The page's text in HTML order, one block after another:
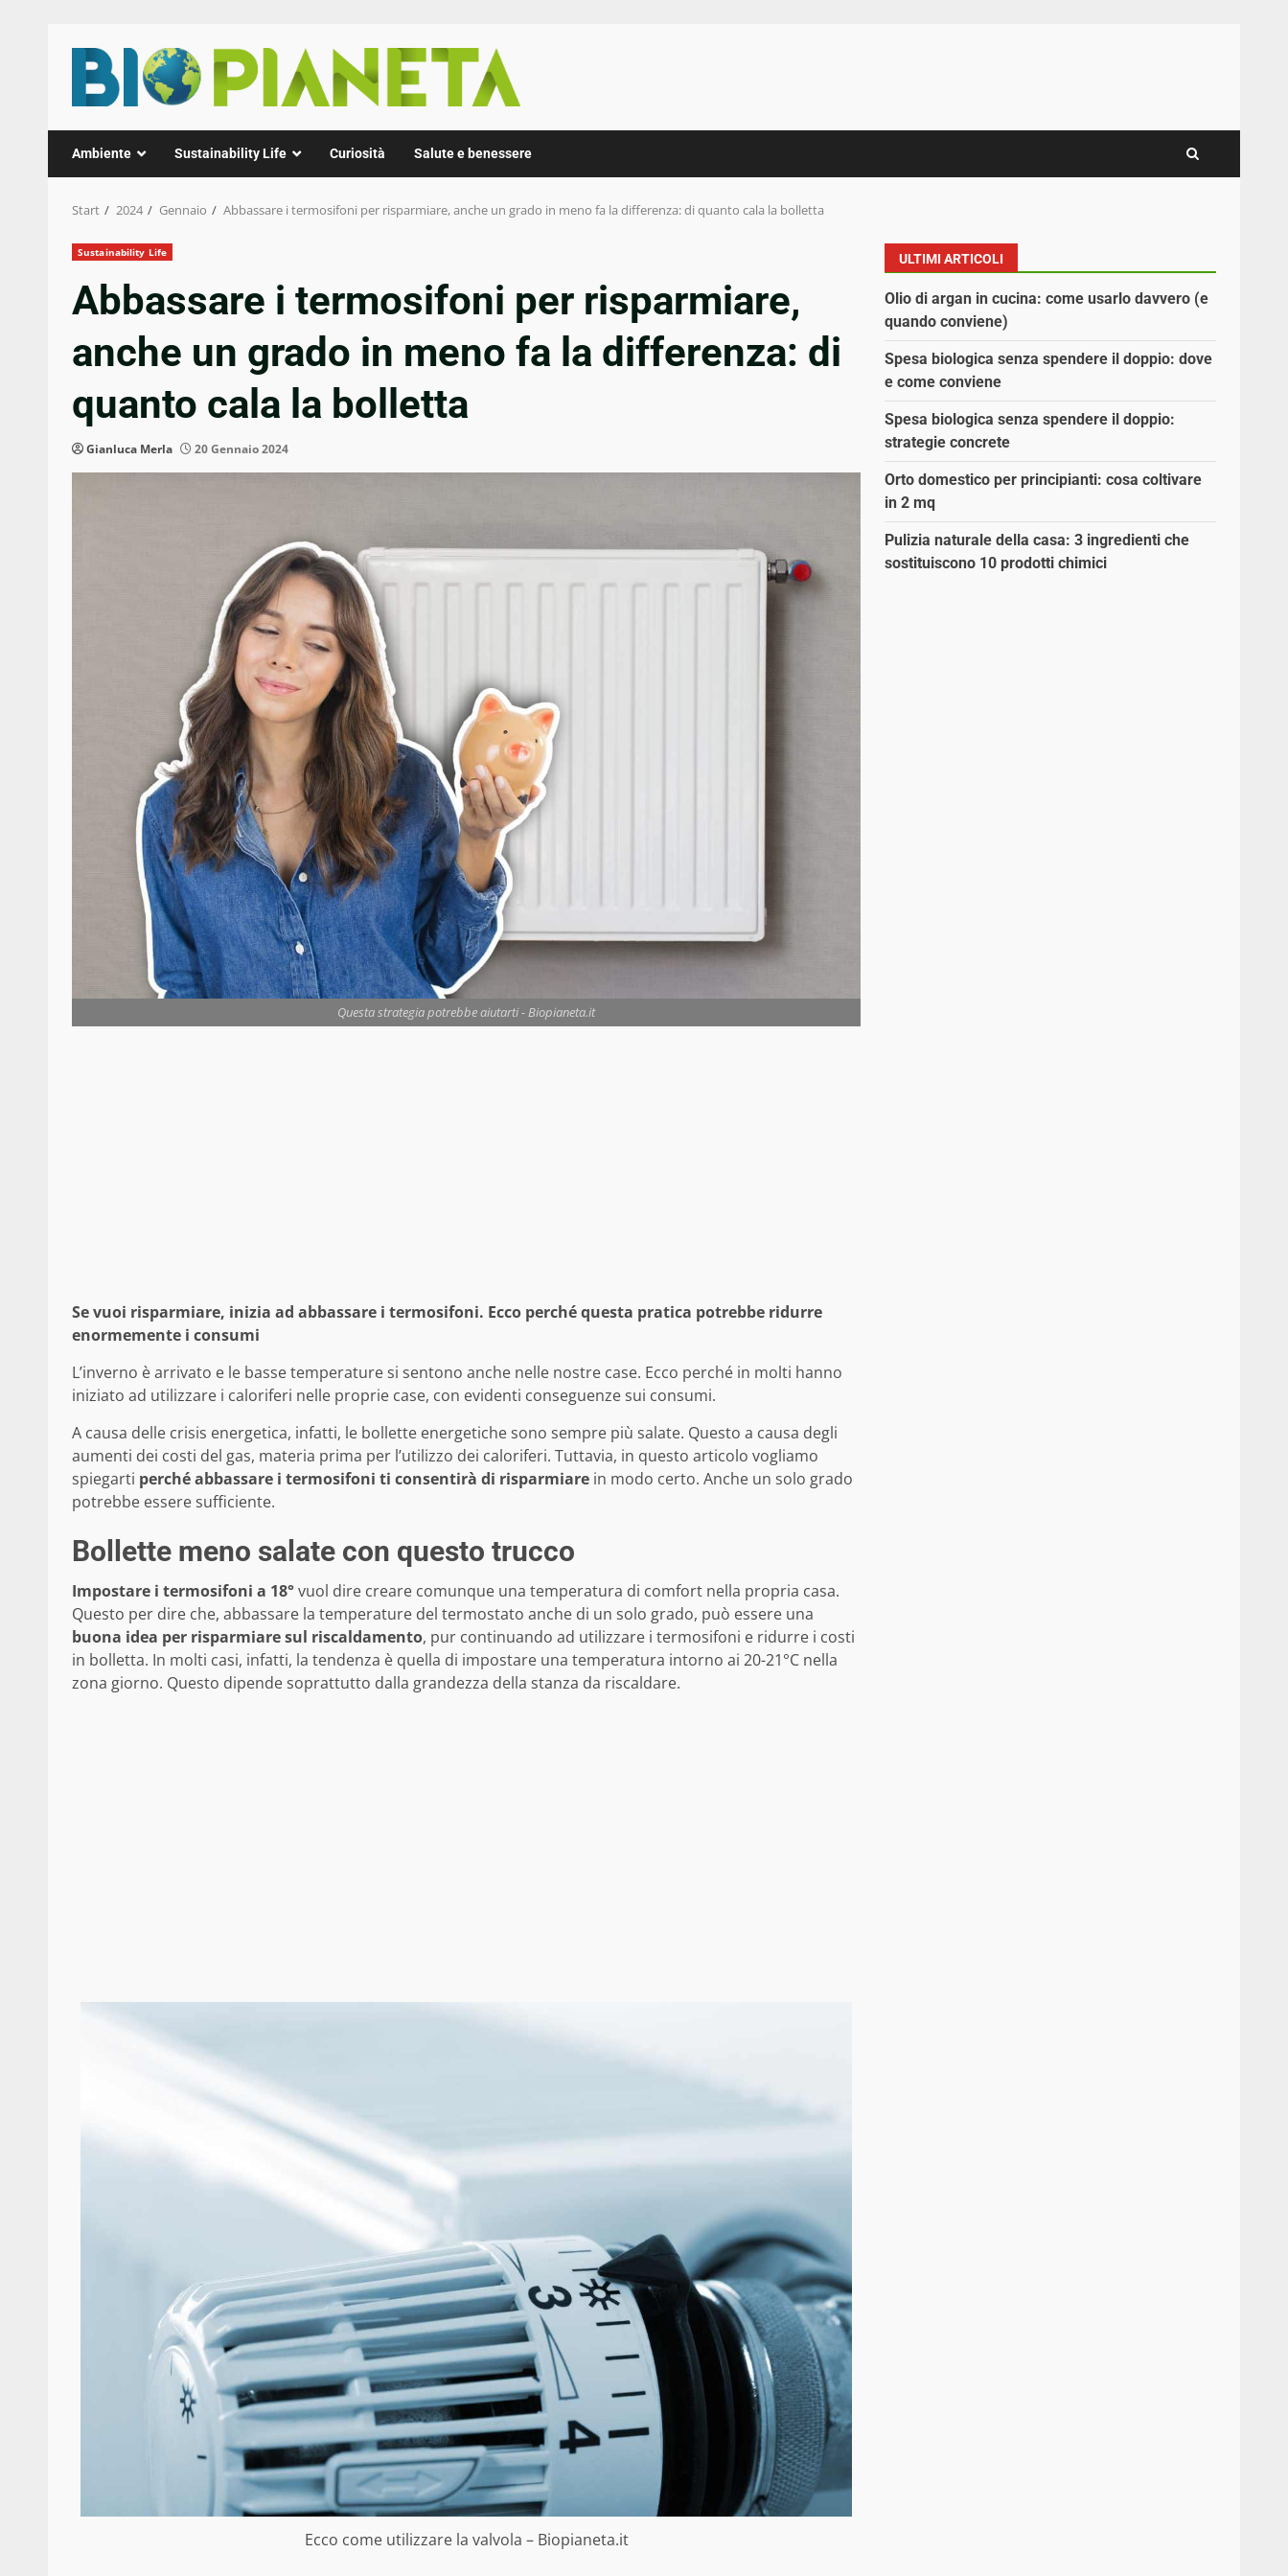
Inhalt
springen
Ambiente Sustainability Life Curiosità Salute e benessere
Start 2024 Gennaio Abbassare i termosifoni per risparmiare, anche un grado in meno fa la differenza: di quanto cala la bolletta
Sustainability Life
Abbassare i termosifoni per risparmiare,
anche un grado in meno fa la differenza: di
quanto cala la bolletta
Gianluca Merla 20 Gennaio 2024
Questa strategia potrebbe aiutarti - Biopianeta.it
Se vuoi risparmiare, inizia ad abbassare i termosifoni. Ecco perché questa pratica potrebbe ridurre
enormemente i consumi
L’inverno è arrivato e le basse temperature si sentono anche nelle nostre case. Ecco perché in molti hanno
iniziato ad utilizzare i caloriferi nelle proprie case, con evidenti conseguenze sui consumi.
A causa delle crisis energetica, infatti, le bollette energetiche sono sempre più salate. Questo a causa degli
aumenti dei costi del gas, materia prima per l’utilizzo dei caloriferi. Tuttavia, in questo articolo vogliamo
spiegarti perché abbassare i termosifoni ti consentirà di risparmiare in modo certo. Anche un solo grado
potrebbe essere sufficiente.
Bollette meno salate con questo trucco
Impostare i termosifoni a 18°vuol dire creare comunque una temperatura di comfort nella propria casa.
Questo per dire che, abbassare la temperature del termostato anche di un solo grado, può essere una
buona idea per risparmiare sul riscaldamento, pur continuando ad utilizzare i termosifoni e ridurre i costi
in bolletta. In molti casi, infatti, la tendenza è quella di impostare una temperatura intorno ai 20-21°C nella
zona giorno. Questo dipende soprattutto dalla grandezza della stanza da riscaldare.
Ecco come utilizzare la valvola – Biopianeta.it
ULTIMI ARTICOLI
Olio di argan in cucina: come usarlo davvero (e
quando conviene)
Spesa biologica senza spendere il doppio: dove
e come conviene
Spesa biologica senza spendere il doppio:
strategie concrete
Orto domestico per principianti: cosa coltivare
in 2 mq
Pulizia naturale della casa: 3 ingredienti che
sostituiscono 10 prodotti chimici